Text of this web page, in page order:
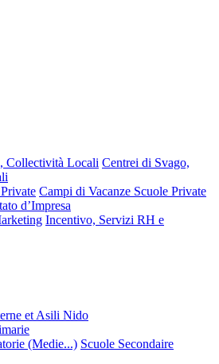
Collectività Locali Centrei di Svago,
Campi di Vacanze Scuole Private
d’Impresa
Incentivo, Servizi RH e
et Asili Nido
(Medie...) Scuole Secondaire